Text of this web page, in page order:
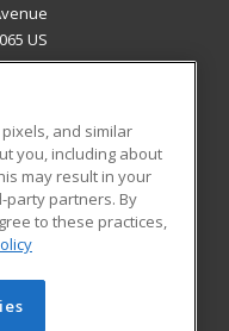
US
Blog
Learning. All rights
and similar
you, including about
may result in your
party partners. By
to these practices,